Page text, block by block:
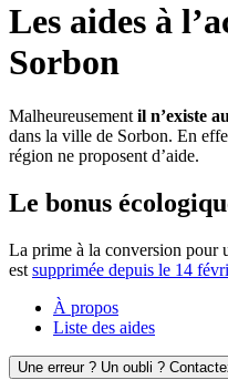
Les aides à
Sorbon
Malheureusement il n’existe
dans la ville de Sorbon. En
région ne proposent d’aide.
Le bonus
La prime à la conversion pour
est supprimée depuis le 14
À propos
Liste des aides
Une erreur ? Un oubli ?